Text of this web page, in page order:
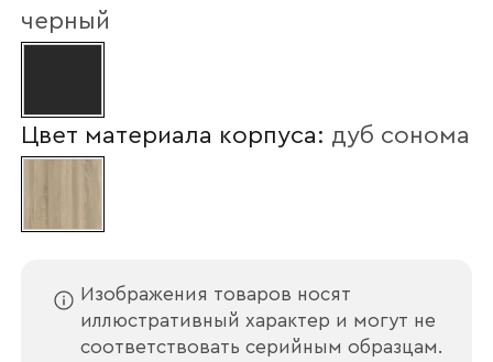
черный
Цвет материала корпуса: дуб сонома
Изображения товаров носят
иллюстративный характер и могут не
соответствовать серийным образцам.